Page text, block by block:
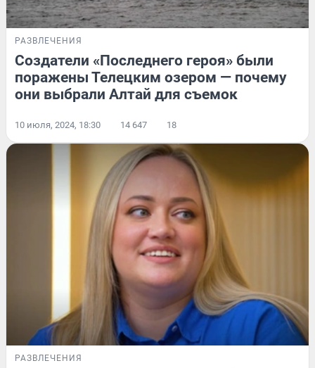
РАЗВЛЕЧЕНИЯ
Создатели «Последнего героя» были
поражены Телецким озером — почему
они выбрали Алтай для съемок
10 июля, 2024, 18:30 14 647 18
РАЗВЛЕЧЕНИЯ